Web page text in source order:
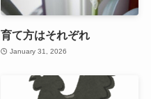
育て方はそれぞれ
January 31, 2026